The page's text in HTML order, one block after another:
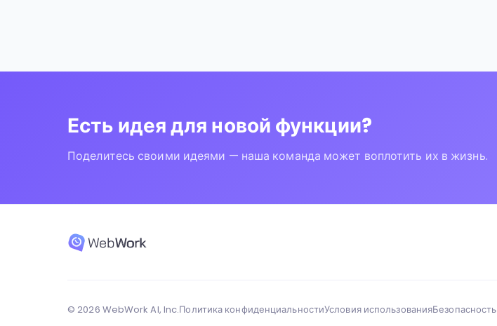
Есть идея для новой функции?
Поделитесь своими идеями — наша команда может воплотить их в жизнь.
© 2026 WebWork AI, Inc.Политика конфиденциальностиУсловия использованияБезопасность